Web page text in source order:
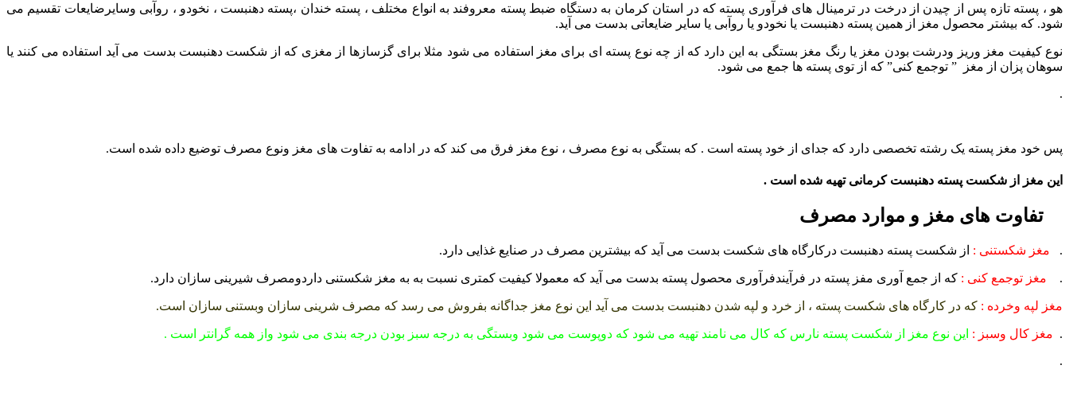
هو ، پسته تازه پس از چیدن از درخت در ترمینال های فرآوری پسته که در استان کرمان به دستگاه ضبط پسته معروفند به انواع مختلف ، پسته خندان ،پسته دهنبست ، نخودو ، روآبی وسایرضایعات تقسیم می
شود. که بیشتر محصول مغز از همین پسته دهنبست یا نخودو یا روآبی یا سایر ضایعاتی بدست می آید.
نوع کیفیت مغز وریز ودرشت بودن مغز یا رنگ مغز بستگی به این دارد که از چه نوع پسته ای برای مغز استفاده می شود مثلا برای گزسازها از مغزی که از شکست دهنبست بدست می آید استفاده می کنند یا
سوهان پزان از مغز ” توجمع کنی” که از توی پسته ها جمع می شود.
.
پس خود مغز پسته یک رشته تخصصی دارد که جدای از خود پسته است . که بستگی به نوع مصرف ، نوع مغز فرق می کند که در ادامه به تفاوت های مغز ونوع مصرف توضیع داده شده است.
این مغز از شکست پسته دهنبست کرمانی تهیه شده است .
تفاوت های مغز و موارد مصرف
. مغز شکستنی : از شکست پسته دهنبست درکارگاه های شکست بدست می آید که بیشترین مصرف در صنایع غذایی دارد.
. مغز توجمع کنی : که از جمع آوری مفز پسته در فرآیندفرآوری محصول پسته بدست می آید که معمولا کیفیت کمتری نسبت به به مغز شکستنی داردومصرف شیرینی سازان دارد.
مغز لپه وخرده : که در کارگاه های شکست پسته ، از خرد و لپه شدن دهنبست بدست می آید این نوع مغز جداگانه بفروش می رسد که مصرف شرینی سازان وبستنی سازان است.
. مغز کال وسبز : این نوع مغز از شکست پسته نارس که کال می نامند تهیه می شود که دوپوست می شود وبستگی به درجه سبز بودن درجه بندی می شود واز همه گرانتر است .
.